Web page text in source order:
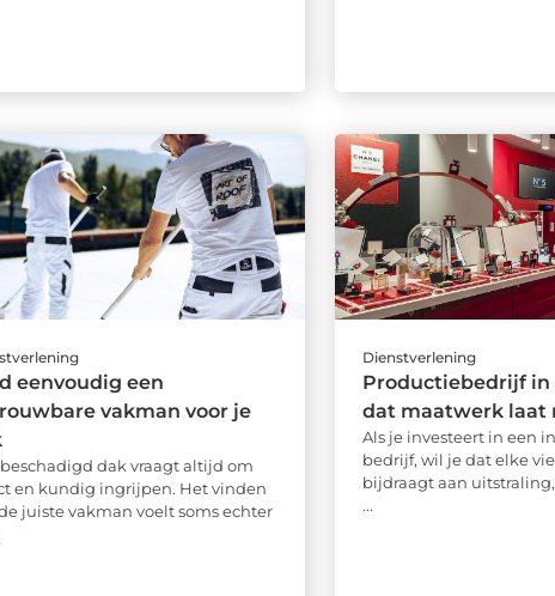
eenvoudig een
vakman voor je
dak vraagt altijd om
en kundig ingrijpen. Het vinden
juiste vakman voelt soms echter
Dienstverlening
Productiebedrijf in
dat maatwerk laat
Als je investeert in een
bedrijf, wil je dat elke
bijdraagt aan
...